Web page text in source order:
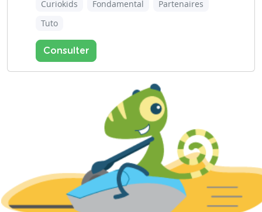
Curiokids Fondamental
Partenaires
Tuto
Consulter
1/1